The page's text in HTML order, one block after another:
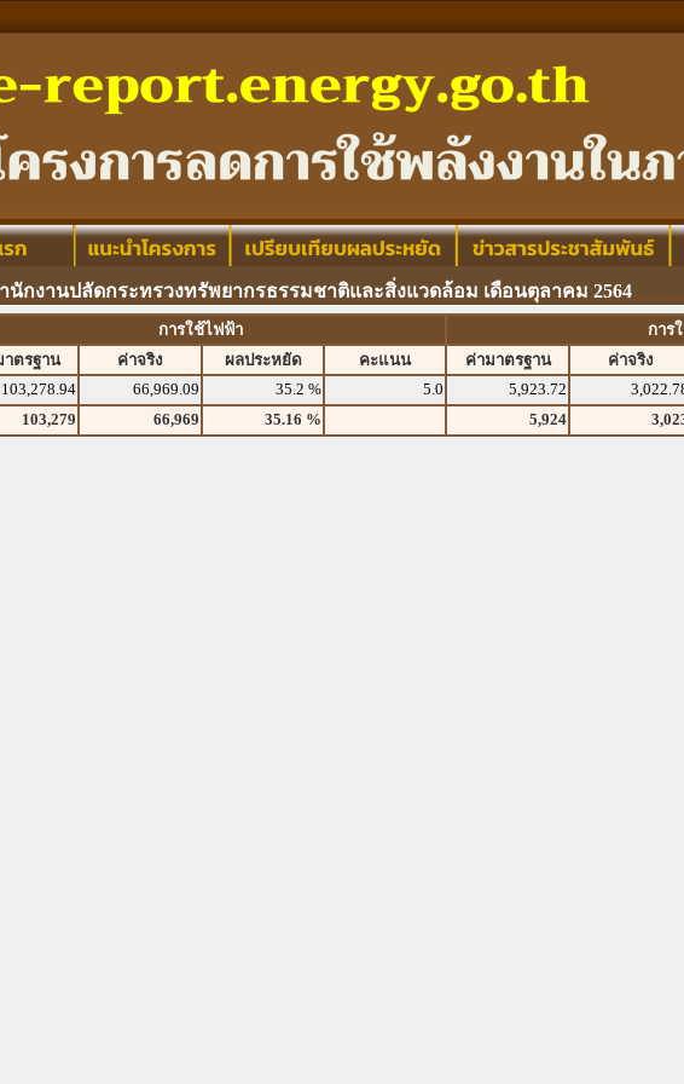
นักงานปลัดกระทรวงทรัพยากรธรรมชาติและสิ่งแวดล้อม เดือนตุลาคม 2564
การใช้ไฟฟ้า
การ
าตรฐาน
ค่าจริง ผลประหยัด คะแนน ค่ามาตรฐาน ค่าจริง
103,278.94 66,969.09 35.2 % 5.0 5,923.72
103,279 66,969 35.16 % 5,924